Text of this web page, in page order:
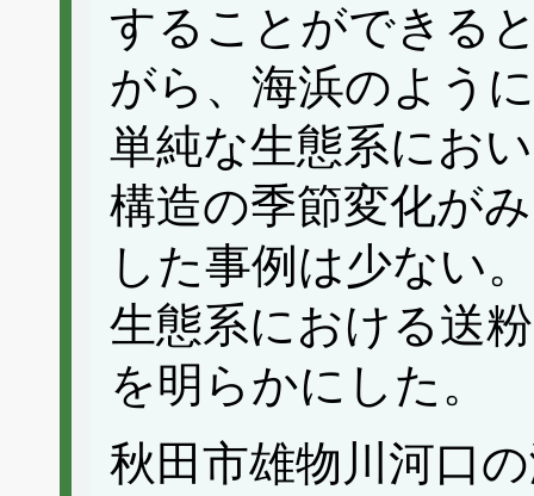
することができる
がら、海浜のよう
単純な生態系にお
構造の季節変化が
した事例は少ない
生態系における送
を明らかにした。
秋田市雄物川河口